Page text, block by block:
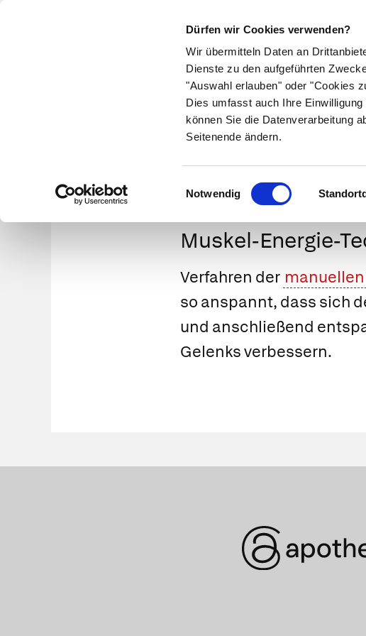
Dürfen wir Cookies verwenden?
Wir übermitteln Daten an
Dienste zu den aufgeführten
"Auswahl erlauben" oder "Cookies
Dies umfasst auch Ihre
können Sie die Datenverarbeitung
Seitenende ändern.
Einwilligungsauswahl
Notwendig
Symptome Therapie
Muskel-Energie-
Verfahren der
so anspannt, dass sich
und anschließend
Gelenks verbessern.